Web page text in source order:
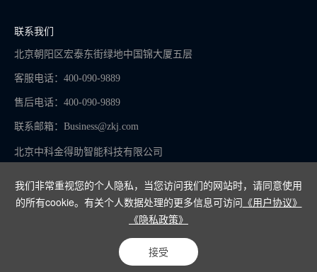
我们非常重视您的个人隐私，当您访问我们的网站时，请同意使用
的所有cookie。有关个人数据处理的更多信息可访问 《用户协议》
《隐私政策》
接受
联系我们
北京朝阳区宏泰东街绿地中国锦大厦五层
客服电话：400-090-9889
售后电话：400-090-9889
联系邮箱： Business@zkj.com
北京中科金得助智能科技有限公司
京ICP备16065273号-9
Copyright © 2024
在线客服